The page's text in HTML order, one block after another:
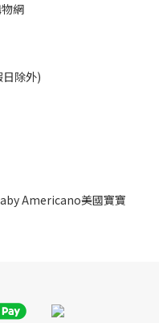
網
除外)
Americano美國寶寶